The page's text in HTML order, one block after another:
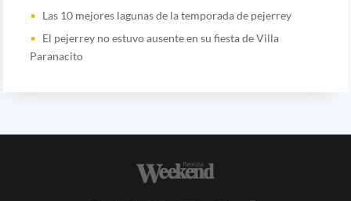
Las 10 mejores lagunas de la temporada de pejerrey
El pejerrey no estuvo ausente en su fiesta de Villa
Paranacito